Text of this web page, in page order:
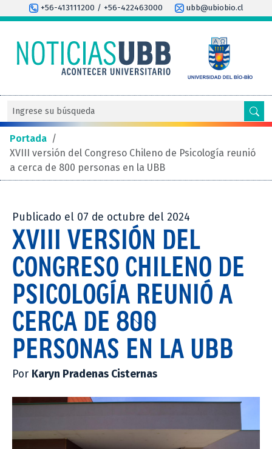
+56-413111200 / +56-422463000 ubb@ubiobio.cl
Portada /
XVIII versión del Congreso Chileno de Psicología reunió
a cerca de 800 personas en la UBB
Publicado el 07 de octubre del 2024
XVIII VERSIÓN DEL
CONGRESO CHILENO DE
PSICOLOGÍA REUNIÓ A
CERCA DE 800
PERSONAS EN LA UBB
Por Karyn Pradenas Cisternas